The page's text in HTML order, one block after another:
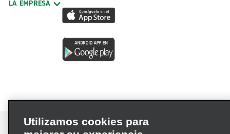
LA EMPRESA
Utilizamos cookies para